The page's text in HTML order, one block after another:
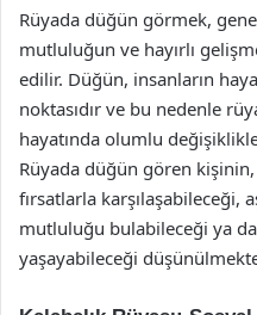
Rüyada düğün görmek,
mutluluğun ve hayırlı
edilir. Düğün, insanların
noktasıdır ve bu nedenle
hayatında olumlu
Rüyada düğün gören
fırsatlarla karşılaşabileceği,
mutluluğu bulabileceği ya
yaşayabileceği